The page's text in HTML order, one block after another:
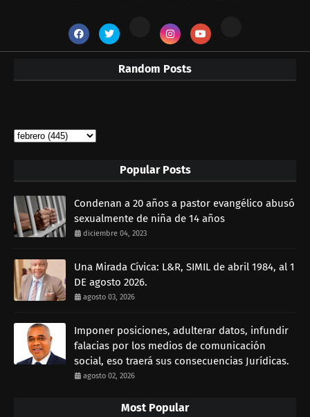
Random Posts
Popular Posts
Condenan a 20 años a pastor evangélico abusó
sexualmente de niña de 14 años
diciembre 04, 2023
Una Mirada Cívica: L&R, SIMIL de abril 1984, al 1
DE agosto 2026.
agosto 03, 2026
Imponer posiciones, adulterar datos, infundir
falacias por los medios de comunicación
social, eso traerá sus consecuencias Jurídicas.
agosto 02, 2026
Most Popular